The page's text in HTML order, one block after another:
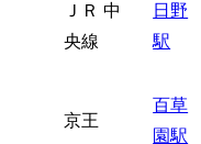
ＪＲ 中
央線
日野
駅
京王
百草
園駅